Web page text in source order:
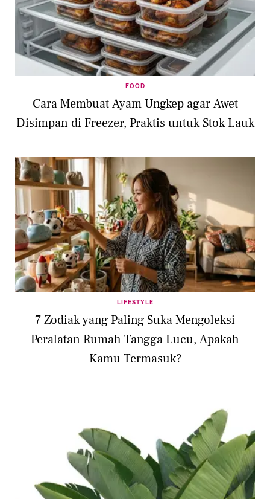
FOOD
Cara Membuat Ayam Ungkep agar Awet
Disimpan di Freezer, Praktis untuk Stok Lauk
LIFESTYLE
7 Zodiak yang Paling Suka Mengoleksi
Peralatan Rumah Tangga Lucu, Apakah
Kamu Termasuk?